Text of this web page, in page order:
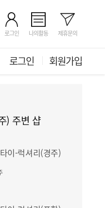
로그인 나의활동 제휴문의
로그인 회원가입
) 주변 샵
이-럭셔리(경주)